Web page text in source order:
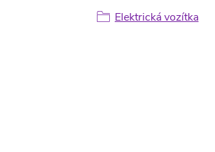
Elektrická vozítka